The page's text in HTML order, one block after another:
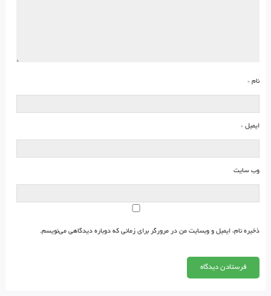
نام *
ایمیل *
وب‌ سایت
ذخیره نام، ایمیل و وبسایت من در مرورگر برای زمانی که دوباره دیدگاهی می‌نویسم.